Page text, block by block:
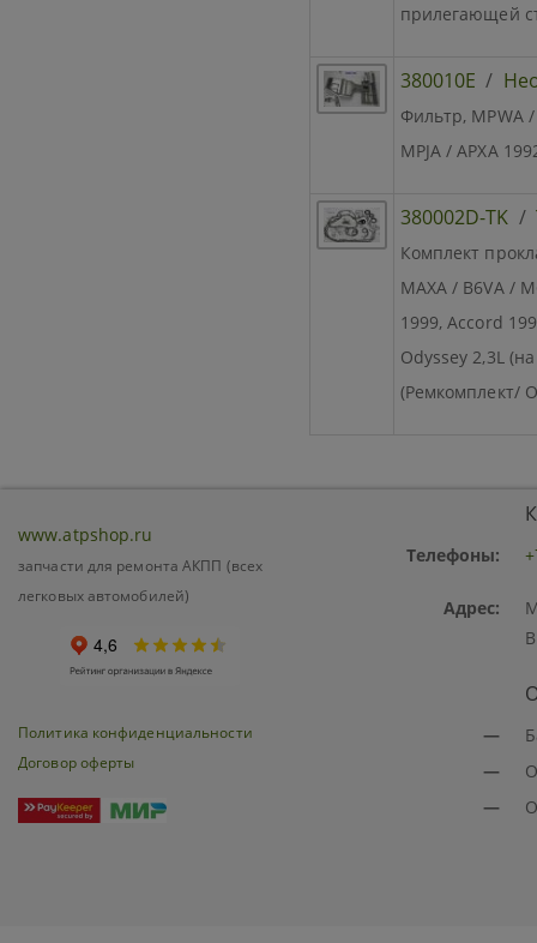
прилегающей
380010E /
Фильтр, MPWA
MPJA / APXA
380002D-TK /
Комплект
MAXA / B6VA /
1999, Accord
Odyssey 2,3L
(Ремкомплект/
www.atpshop.ru
запчасти для ремонта АКПП (всех
легковых автомобилей)
Политика конфиденциальности
Договор оферты
Телефоны:
Адрес:
—
—
—